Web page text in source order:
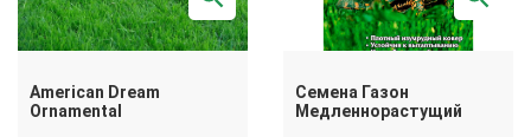
American Dream
Ornamental
Семена Газон
Медленнорастущий